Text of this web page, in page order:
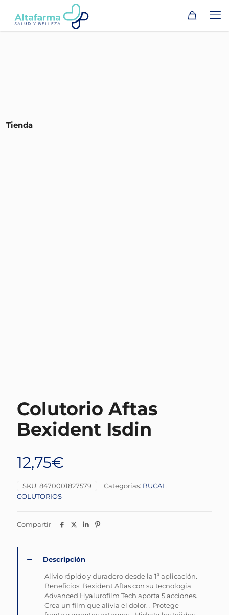
Tienda
Colutorio Aftas
Bexident Isdin
12,75€
SKU: 8470001827579 Categorías: BUCAL ,
COLUTORIOS
Compartir
Descripción
Alivio rápido y duradero desde la 1ª aplicación.
Beneficios: Bexident Aftas con su tecnología
Advanced Hyalurofilm Tech aporta 5 acciones.
Crea un film que alivia el dolor. . Protege